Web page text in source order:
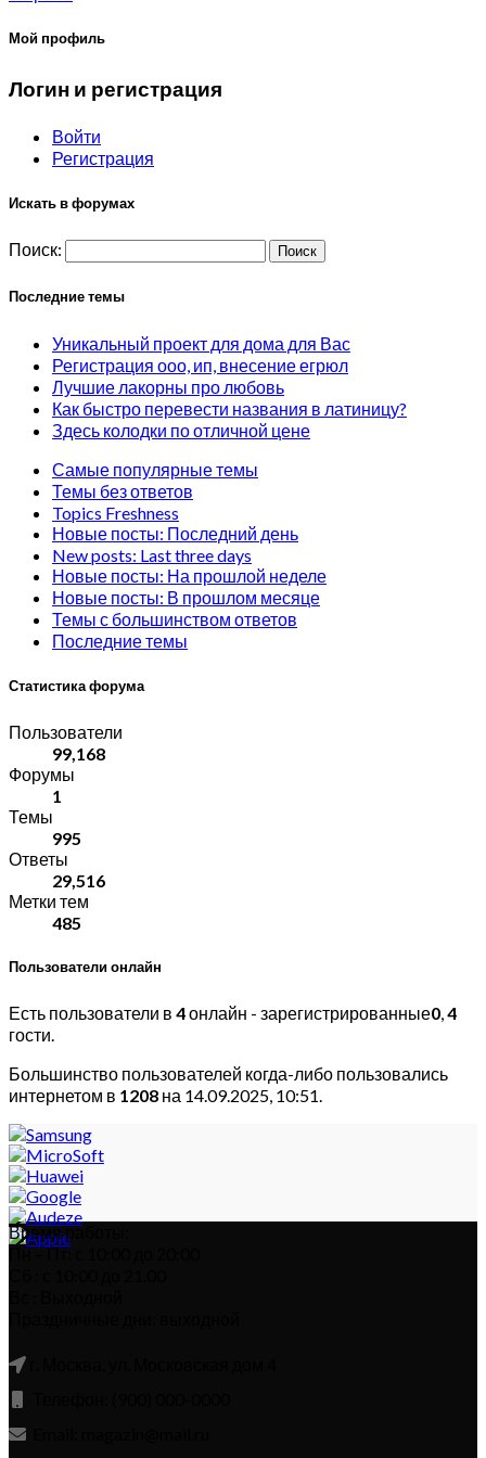
Мой профиль
Логин и регистрация
Войти
Регистрация
Искать в форумах
Поиск:
Последние темы
Уникальный проект для дома для Вас
Регистрация ооо, ип, внесение егрюл
Лучшие лакорны про любовь
Как быстро перевести названия в латиницу?
Здесь колодки по отличной цене
Самые популярные темы
Темы без ответов
Topics Freshness
Новые посты: Последний день
New posts: Last three days
Новые посты: На прошлой неделе
Новые посты: В прошлом месяце
Темы с большинством ответов
Последние темы
Статистика форума
Пользователи
99,168
Форумы
1
Темы
995
Ответы
29,516
Метки тем
485
Пользователи онлайн
Есть пользователи в 4онлайн - зарегистрированные0,4
гости.
Большинство пользователей когда-либо пользовались
интернетом в 1208 на 14.09.2025, 10:51.
Время работы:
Пн – Пт: с 10:00 до 20:00